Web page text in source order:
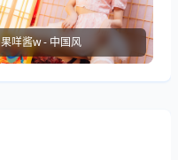
果咩酱w - 中国风